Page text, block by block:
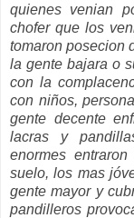
quienes venian
chofer que los
tomaron posecion
la gente bajara o
con la
con niños,
gente decente
lacras y
enormes
suelo, los mas
gente mayor y
pandilleros